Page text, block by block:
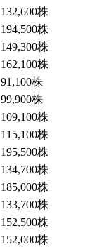
132,600株
194,500株
149,300株
162,100株
91,100株
99,900株
109,100株
115,100株
195,500株
134,700株
185,000株
133,700株
152,500株
152,000株